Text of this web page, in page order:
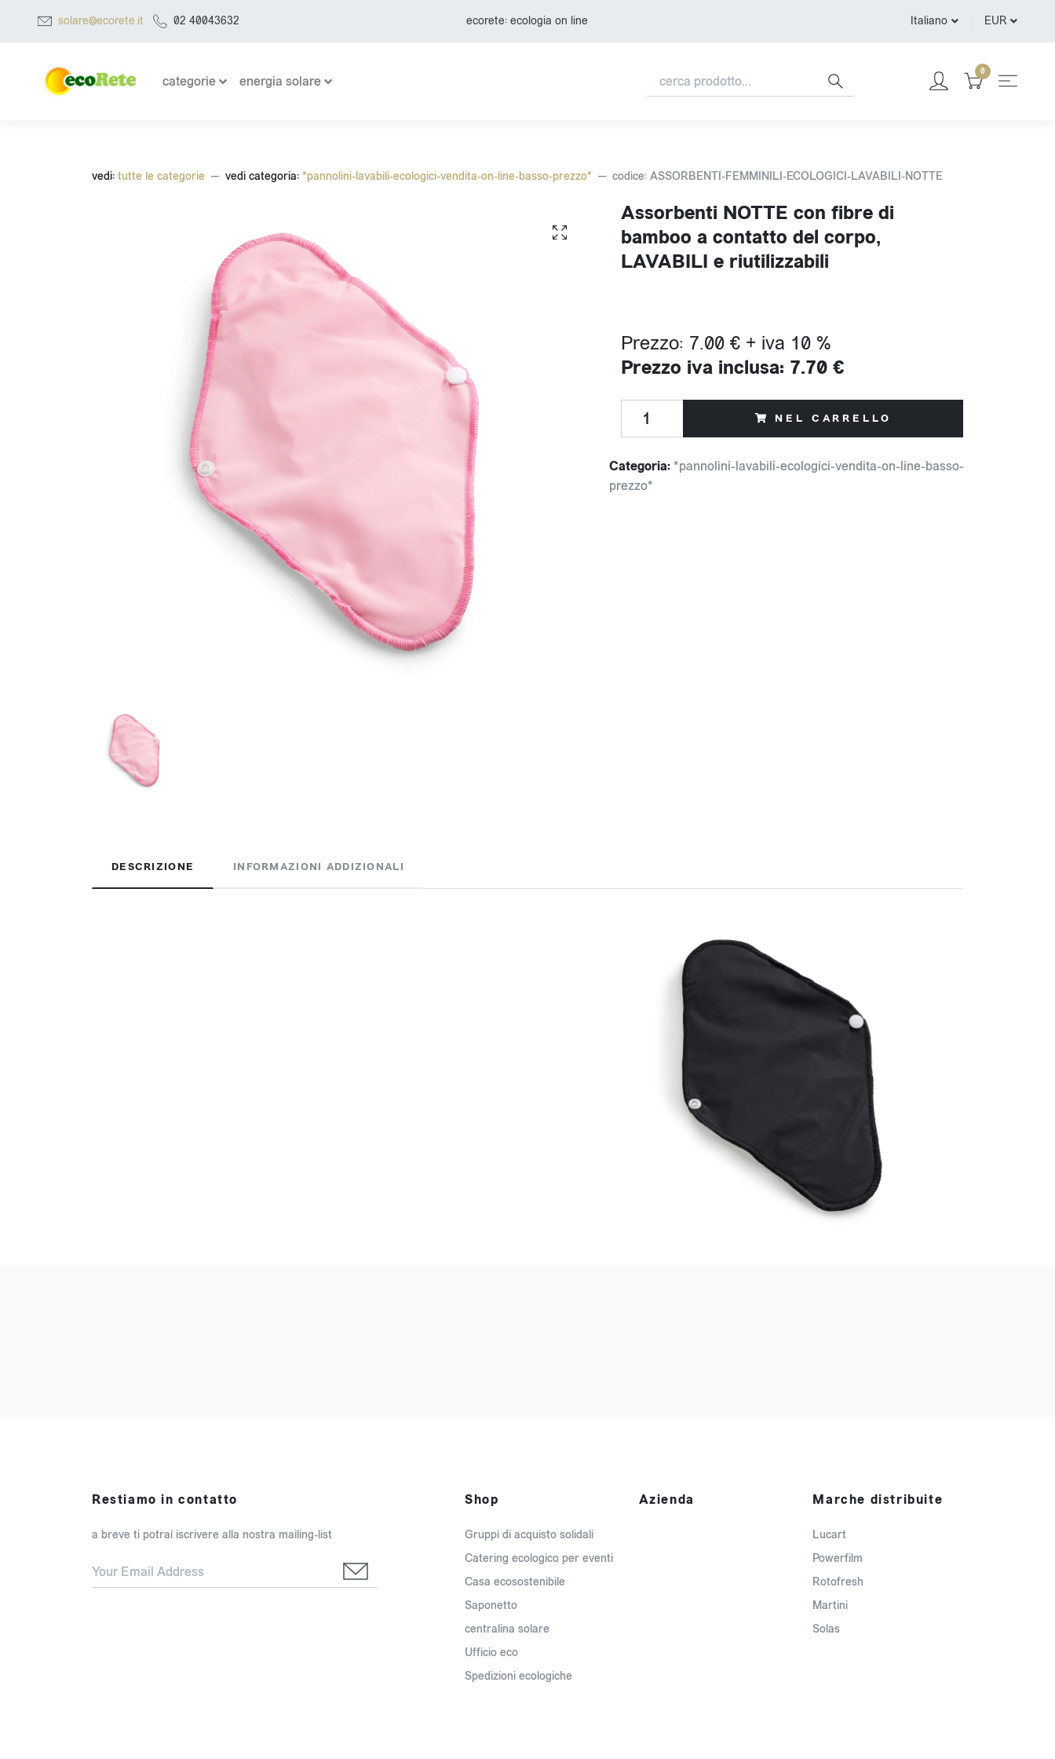
solare@ecorete.it 02 40043632 ecorete: ecologia on line Italiano EUR
categorie energia solare
0
vedi: tutte le categorie vedi categoria: *pannolini-lavabili-ecologici-vendita-on-line-basso-prezzo* codice: ASSORBENTI-FEMMINILI-ECOLOGICI-LAVABILI-NOTTE
Assorbenti NOTTE con fibre di
bamboo a contatto del corpo,
LAVABILI e riutilizzabili
Prezzo: 7.00 € + iva 10 %
Prezzo iva inclusa: 7.70 €
NEL CARRELLO
Categoria: *pannolini-lavabili-ecologici-vendita-on-line-basso-
prezzo*
DESCRIZIONE INFORMAZIONI ADDIZIONALI
Restiamo in contatto
a breve ti potrai iscrivere alla nostra mailing-list
Shop
Gruppi di acquisto solidali
Catering ecologico per eventi
Casa ecosostenibile
Saponetto
centralina solare
Ufficio eco
Spedizioni ecologiche
Azienda Marche distribuite
Lucart
Powerfilm
Rotofresh
Martini
Solas